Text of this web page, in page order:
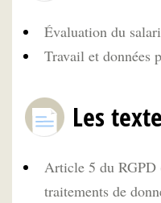
Évaluation du
Travail et données
Les
Article 5 du
traitements de